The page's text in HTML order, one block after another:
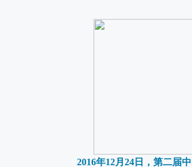
2016年12月24日，第二届